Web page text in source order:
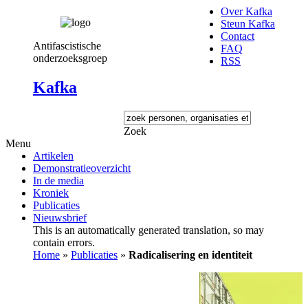
Antifascistische
onderzoeksgroep
Kafka
Over Kafka
Steun Kafka
Contact
FAQ
RSS
Zoek
Menu
Artikelen
Demonstratieoverzicht
In de media
Kroniek
Publicaties
Nieuwsbrief
This is an automatically generated translation, so may
contain errors.
Home » Publicaties » Radicalisering en identiteit